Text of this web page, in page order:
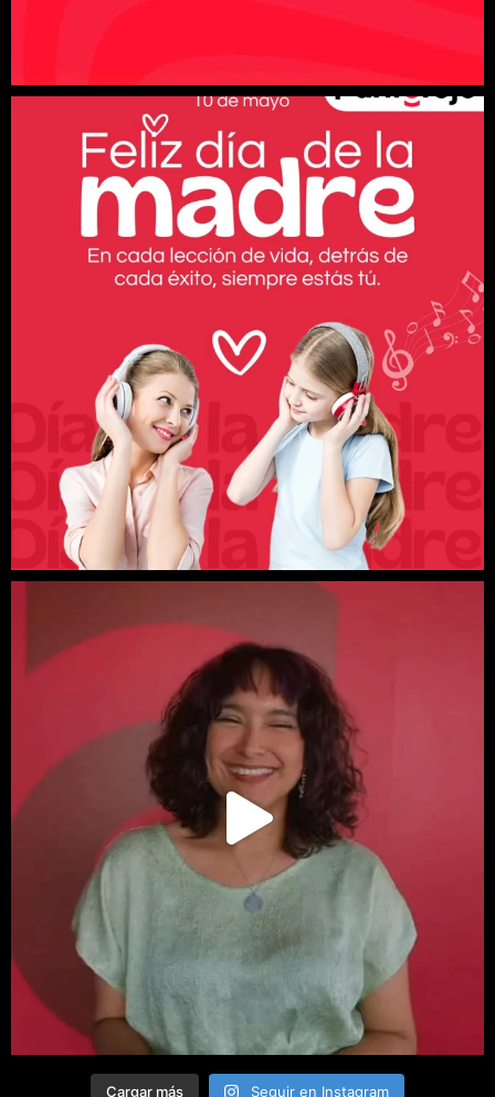
Cargar más Seguir en Instagram